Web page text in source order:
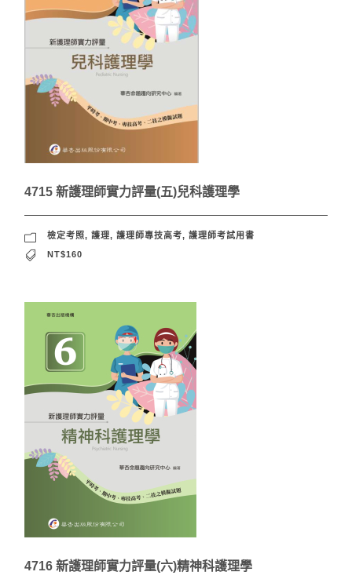
4715 新護理師實力評量(五)兒科護理學
檢定考照, 護理, 護理師專技高考, 護理師考試用書
NT$160
4716 新護理師實力評量(六)精神科護理學